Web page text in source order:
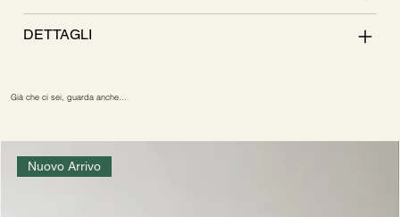
DETTAGLI
Già che ci sei, guarda anche…
Nuovo Arrivo